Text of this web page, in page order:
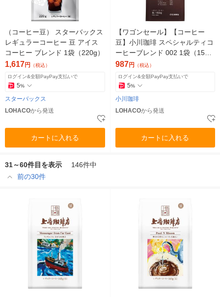
（コーヒー豆） スターバックス
レギュラーコーヒー 豆 アイス
コーヒー ブレンド 1袋（220g）
1,617円 （税込）
ログイン&全額PayPay支払いで
5%
スターバックス
LOHACOから発送
カートに入れる
【ワゴンセール】【コーヒー
豆】小川珈琲 スペシャルティコ
ーヒーブレンド 002 1袋（150
g）
987円 （税込）
ログイン&全額PayPay支払いで
5%
小川珈琲
LOHACOから発送
カートに入れる
31～60件目を表示
146件中
前の30件